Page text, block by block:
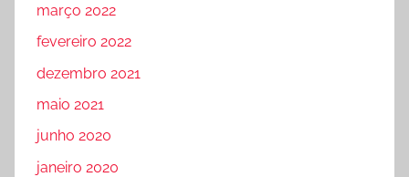
março 2022
fevereiro 2022
dezembro 2021
maio 2021
junho 2020
janeiro 2020